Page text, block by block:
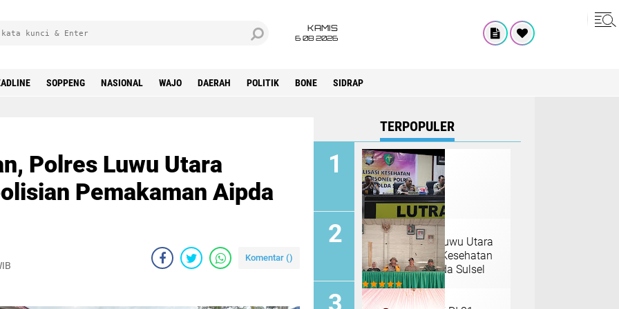
KAMIS
6 08 2026
SOPPENG NASIONAL WAJO DAERAH POLITIK BONE SIDRAP
Polres Luwu Utara
Pemakaman Aipda
Komentar ()
TERPOPULER
Personil Polres Luwu Utara
Ikuti Sosialisasi Kesehatan
Oleh Dokkes Polda Sulsel